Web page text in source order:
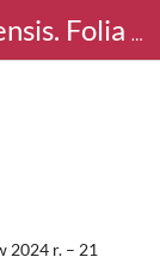
Acta Universitatis Lodziensis. Folia Archaeologica
2024 r. – 21